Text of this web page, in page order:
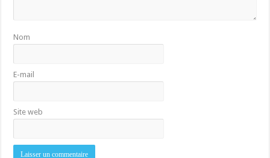
Nom
E-mail
Site web